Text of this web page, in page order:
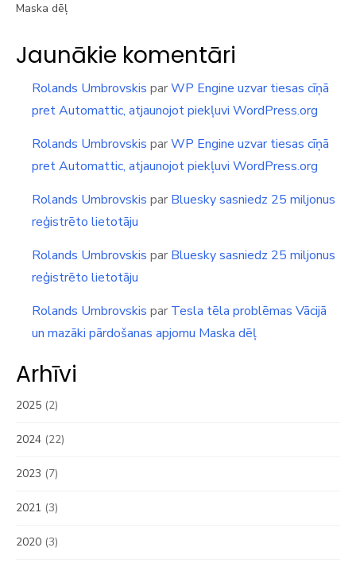
Maska dēļ
Jaunākie komentāri
Rolands Umbrovskis parWP Engine uzvar tiesas cīņā
pret Automattic, atjaunojot piekļuvi WordPress.org
Rolands Umbrovskis parWP Engine uzvar tiesas cīņā
pret Automattic, atjaunojot piekļuvi WordPress.org
Rolands Umbrovskis par Bluesky sasniedz 25 miljonus
reģistrēto lietotāju
Rolands Umbrovskis par Bluesky sasniedz 25 miljonus
reģistrēto lietotāju
Rolands Umbrovskis par Tesla tēla problēmas Vācijā
un mazāki pārdošanas apjomu Maska dēļ
Arhīvi
2025 (2)
2024 (22)
2023 (7)
2021 (3)
2020 (3)